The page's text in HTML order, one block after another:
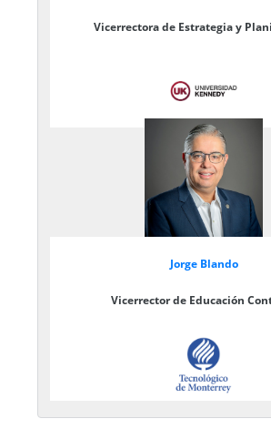
Vicerrectora de Estrategia y
Jorge Blando
Vicerrector de Educación